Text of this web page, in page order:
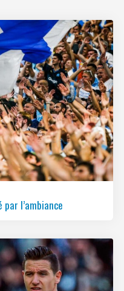
l’ambiance